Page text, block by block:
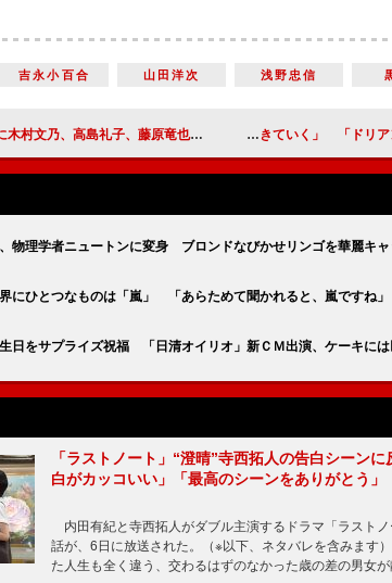
吉永小百合 山田洋次 浅野忠信
子、藤原竜也らが出演 大河ファンタジー「精霊の守り人」 中山優馬「自分は美青年だと受け入れ
物理学者ニュートンに変身 ブロンドなびかせリンゴを華麗キャ
にひとつなものは「嵐」 「あらためて聞かれると、嵐ですね」
日をサプライズ祝福 「日清オイリオ」新ＣＭ出演、ケーキには
「ラストノート」“澄晴”寺西拓人の告白シーン
白がカッコいい」「最高のシーンをありがとう」
内田有紀と寺西拓人がダブル主演するドラマ「ラスト
話が、6日に放送された。（※以下、ネタバレを含みま
た人生も全く違う、交わるはずのなかった歳の差の男女